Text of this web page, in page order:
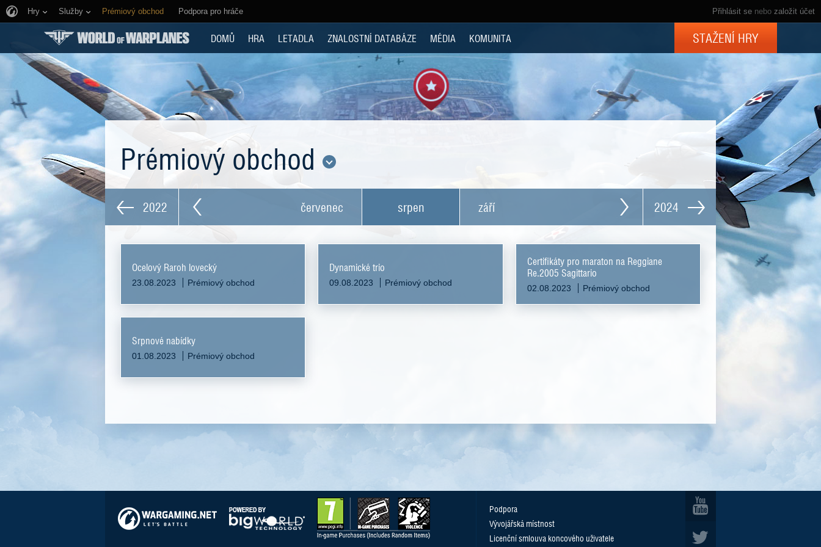
Přihlásit se nebo založit účet
Hry Služby Prémiový obchod Podpora pro hráče
DOMŮ HRA LETADLA ZNALOSTNÍ DATABÁZE MÉDIA KOMUNITA STAŽENÍ HRY
Prémiový obchod
2022 červenec srpen září 2024
Ocelový Raroh lovecký
23.08.2023 Prémiový obchod
Dynamické trio
09.08.2023 Prémiový obchod
Certifikáty pro maraton na Reggiane
Re.2005 Sagittario
02.08.2023 Prémiový obchod
Srpnové nabídky
01.08.2023 Prémiový obchod
Podpora
Vývojářská místnost
Licenční smlouva koncového uživatele